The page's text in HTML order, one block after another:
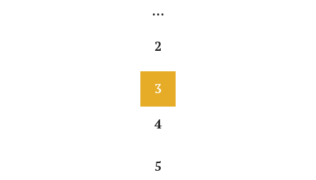
…
2
3
4
5